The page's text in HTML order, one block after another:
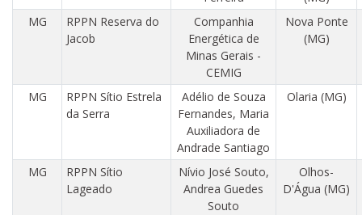
MG
RPPN Reserva do
Jacob
Companhia
Energética de
Minas Gerais -
CEMIG
Nova Ponte
(MG)
MG
RPPN Sítio Estrela
da Serra
Adélio de Souza
Fernandes, Maria
Auxiliadora de
Andrade Santiago
Olaria (MG)
MG
RPPN Sítio
Lageado
Nívio José Souto,
Andrea Guedes
Souto
Olhos-
D'Água (MG)